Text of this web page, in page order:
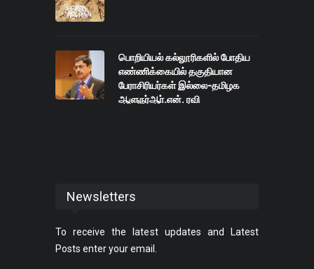
பொறியியல் கல்லூரிகளில் போதிய
எண்ணிக்கையில் தகுதியான
பேராசிரியர்கள் இல்லை-தமிழக
ஆளுநர்ஆா்.என். ரவி
Newsletters
To receive the latest updates and Latest
Posts enter your email.